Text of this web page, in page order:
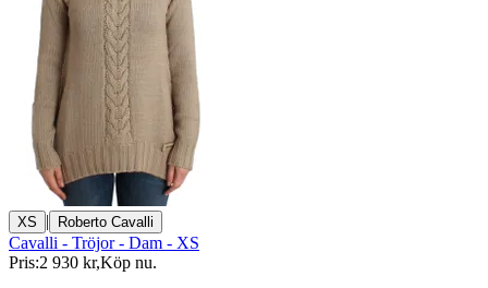
XS | Roberto Cavalli
Cavalli - Tröjor - Dam - XS
Pris:2 930 kr,Köp nu.